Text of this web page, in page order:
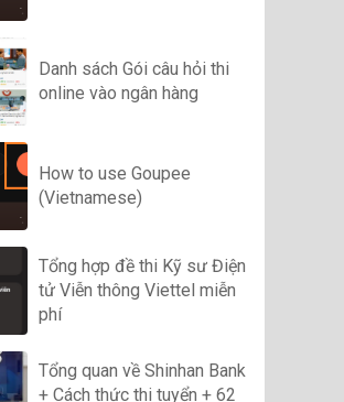
Danh sách Gói câu hỏi thi
online vào ngân hàng
How to use Goupee
(Vietnamese)
Tổng hợp đề thi Kỹ sư Điện
tử Viễn thông Viettel miễn
phí
Tổng quan về Shinhan Bank
+ Cách thức thi tuyển + 62